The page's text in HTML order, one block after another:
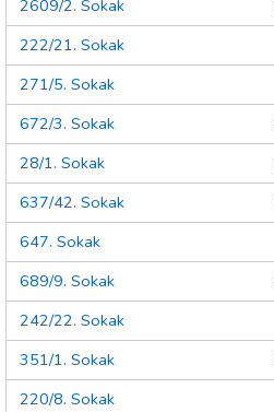
2609/2. Sokak
222/21. Sokak
271/5. Sokak
672/3. Sokak
28/1. Sokak
637/42. Sokak
647. Sokak
689/9. Sokak
242/22. Sokak
351/1. Sokak
220/8. Sokak